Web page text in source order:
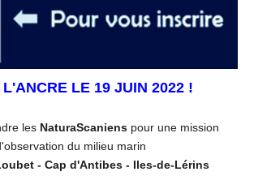
L'ANCRE LE 19 JUIN 2022 !
les NaturaScanienspour une mission
du milieu marin
- Cap d'Antibes - Iles-de-Lérins